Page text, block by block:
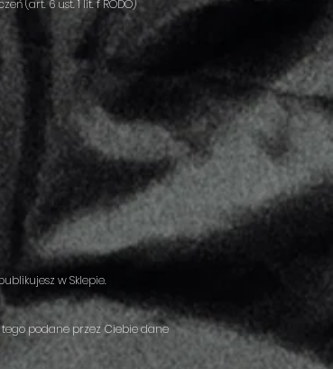
(art. 6 ust. 1 lit. f RODO)
w Sklepie.
podane przez Ciebie dane